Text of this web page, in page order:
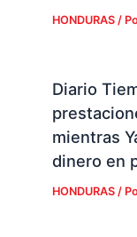
HONDURAS/
Diario
mientras
dinero en
HONDURAS/